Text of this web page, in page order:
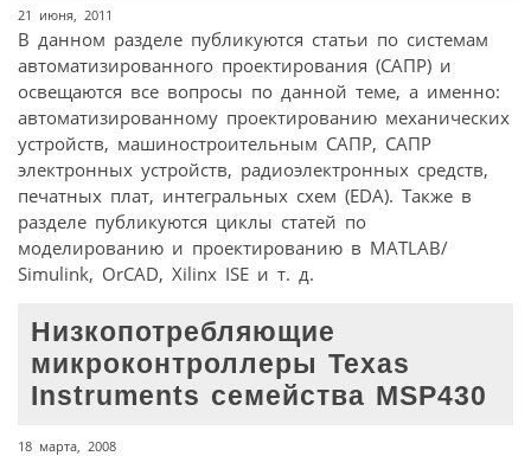
21 июня, 2011
В данном разделе публикуются статьи по системам
автоматизированного проектирования (САПР) и
освещаются все вопросы по данной теме, а именно:
автоматизированному проектированию механических
устройств, машиностроительным САПР, САПР
электронных устройств, радиоэлектронных средств,
печатных плат, интегральных схем (EDA). Также в
разделе публикуются циклы статей по
моделированию и проектированию в MATLAB/
Simulink, OrCAD, Xilinx ISE и т. д.
Низкопотребляющие
микроконтроллеры Texas
Instruments семейства MSP430
18 марта, 2008